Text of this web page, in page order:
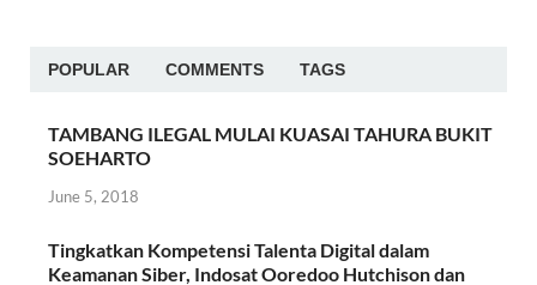
POPULAR COMMENTS TAGS
TAMBANG ILEGAL MULAI KUASAI TAHURA BUKIT
SOEHARTO
June 5, 2018
Tingkatkan Kompetensi Talenta Digital dalam
Keamanan Siber, Indosat Ooredoo Hutchison dan